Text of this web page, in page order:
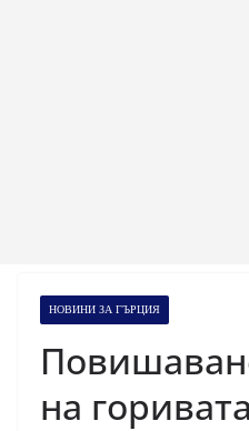
НОВИНИ ЗА ГЪРЦИЯ
на